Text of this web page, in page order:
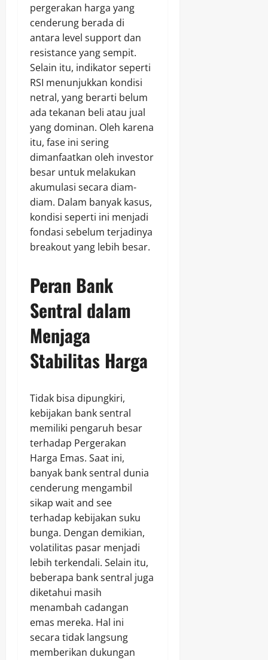
pergerakan harga yang
cenderung berada di
antara level support dan
resistance yang sempit.
Selain itu, indikator seperti
RSI menunjukkan kondisi
netral, yang berarti belum
ada tekanan beli atau jual
yang dominan. Oleh karena
itu, fase ini sering
dimanfaatkan oleh investor
besar untuk melakukan
akumulasi secara diam-
diam. Dalam banyak kasus,
kondisi seperti ini menjadi
fondasi sebelum terjadinya
breakout yang lebih besar.
Peran Bank
Sentral dalam
Menjaga
Stabilitas Harga
Tidak bisa dipungkiri,
kebijakan bank sentral
memiliki pengaruh besar
terhadap Pergerakan
Harga Emas. Saat ini,
banyak bank sentral dunia
cenderung mengambil
sikap wait and see
terhadap kebijakan suku
bunga. Dengan demikian,
volatilitas pasar menjadi
lebih terkendali. Selain itu,
beberapa bank sentral juga
diketahui masih
menambah cadangan
emas mereka. Hal ini
secara tidak langsung
memberikan dukungan